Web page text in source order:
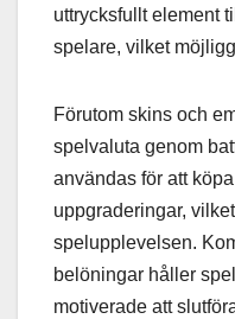
uttrycksfullt element
spelare, vilket
Förutom skins och
spelvaluta genom
användas för att
uppgraderingar,
spelupplevelsen.
belöningar håller
motiverade att